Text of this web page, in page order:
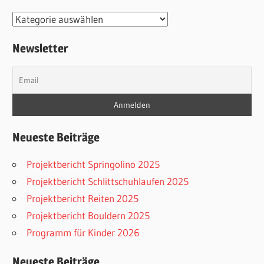
Kategorien
Newsletter
Neueste Beiträge
Projektbericht Springolino 2025
Projektbericht Schlittschuhlaufen 2025
Projektbericht Reiten 2025
Projektbericht Bouldern 2025
Programm für Kinder 2026